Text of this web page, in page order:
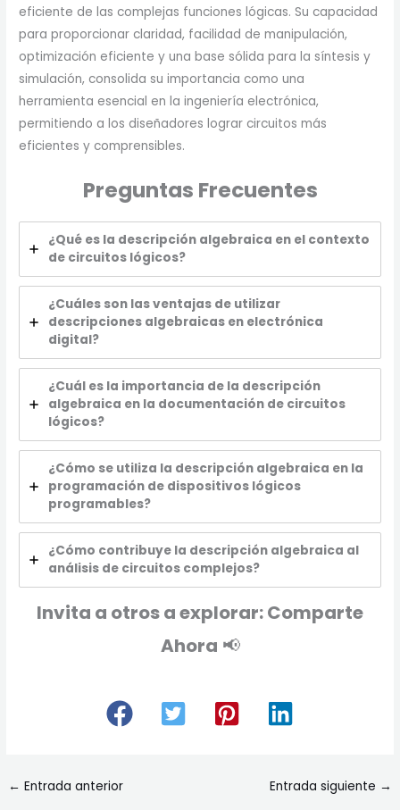
eficiente de las complejas funciones lógicas. Su capacidad
para proporcionar claridad, facilidad de manipulación,
optimización eficiente y una base sólida para la síntesis y
simulación, consolida su importancia como una
herramienta esencial en la ingeniería electrónica,
permitiendo a los diseñadores lograr circuitos más
eficientes y comprensibles.
Preguntas Frecuentes
¿Qué es la descripción algebraica en el contexto
de circuitos lógicos?
¿Cuáles son las ventajas de utilizar
descripciones algebraicas en electrónica
digital?
¿Cuál es la importancia de la descripción
algebraica en la documentación de circuitos
lógicos?
¿Cómo se utiliza la descripción algebraica en la
programación de dispositivos lógicos
programables?
¿Cómo contribuye la descripción algebraica al
análisis de circuitos complejos?
Invita a otros a explorar: Comparte
Ahora 📢
← Entrada anterior Entrada siguiente →